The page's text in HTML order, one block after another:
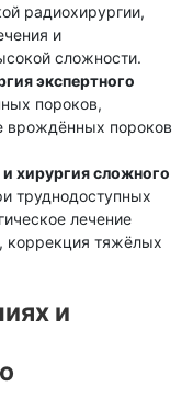
радиохирургии,
и
сложности.
экспертного
пороков,
врождённых пороков
хирургия сложного
труднодоступных
лечение
коррекция тяжёлых
и